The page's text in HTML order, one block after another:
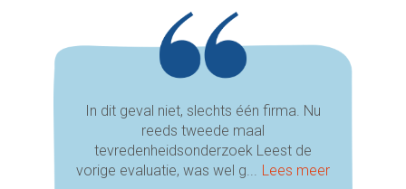
In dit geval niet, slechts één firma. Nu
reeds tweede maal
tevredenheidsonderzoek Leest de
vorige evaluatie, was wel g...
Lees meer